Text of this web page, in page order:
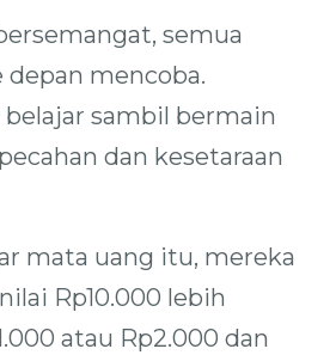
semua
mencoba.
belajar sambil bermain
dan kesetaraan
mata uang itu, mereka
Rp10.000 lebih
atau Rp2.000 dan